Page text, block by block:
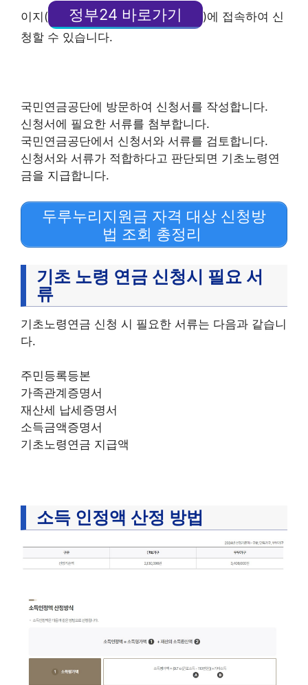
이지( 정부24 바로가기
)에 접속하여 신
청할 수 있습니다.
국민연금공단에 방문하여 신청서를 작성합니다.
신청서에 필요한 서류를 첨부합니다.
국민연금공단에서 신청서와 서류를 검토합니다.
신청서와 서류가 적합하다고 판단되면 기초노령연
금을 지급합니다.
두루누리지원금 자격 대상 신청방
법 조회 총정리
기초 노령 연금 신청시 필요 서
류
기초노령연금 신청 시 필요한 서류는 다음과 같습니
다.
주민등록등본
가족관계증명서
재산세 납세증명서
소득금액증명서
기초노령연금 지급액
소득 인정액 산정 방법